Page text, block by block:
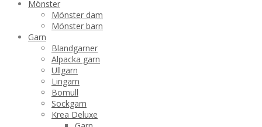
Mönster
Mönster dam
Mönster barn
Garn
Blandgarner
Alpacka garn
Ullgarn
Lingarn
Bomull
Sockgarn
Krea Deluxe